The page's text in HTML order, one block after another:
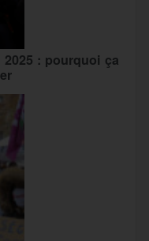
: pourquoi ça